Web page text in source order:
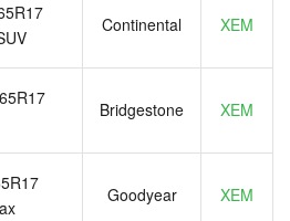
Continental XEM
Bridgestone XEM
Goodyear XEM